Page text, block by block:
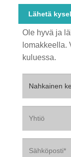
Lähetä
Ole hyvä ja
lomakkeella.
kuluessa.